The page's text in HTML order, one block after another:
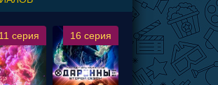
11 серия 16 серия